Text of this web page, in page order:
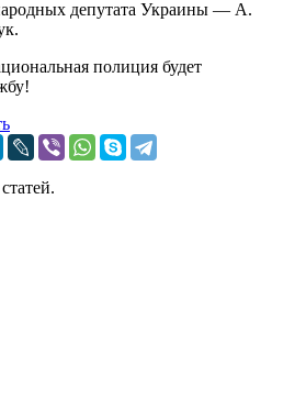
депутата Украины — А.
полиция будет